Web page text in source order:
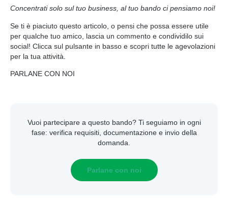
Concentrati solo sul tuo business, al tuo bando ci pensiamo noi!
Se ti è piaciuto questo articolo, o pensi che possa essere utile
per qualche tuo amico, lascia un commento e condividilo sui
social! Clicca sul pulsante in basso e scopri tutte le agevolazioni
per la tua attività.
PARLANE CON NOI
Vuoi partecipare a questo bando? Ti seguiamo in ogni
fase: verifica requisiti, documentazione e invio della
domanda.
Parlane con noi